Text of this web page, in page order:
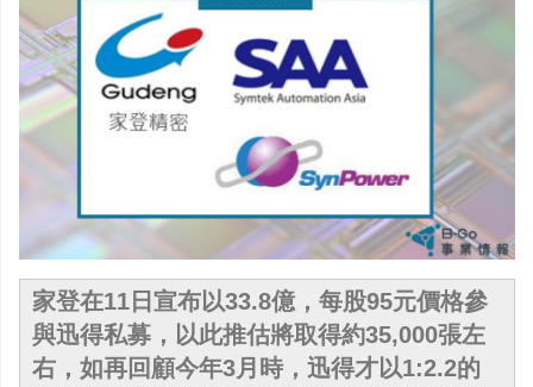
家登在11日宣布以33.8億，每股95元價格參
與迅得私募，以此推估將取得約35,000張左
右，如再回顧今年3月時，迅得才以1:2.2的